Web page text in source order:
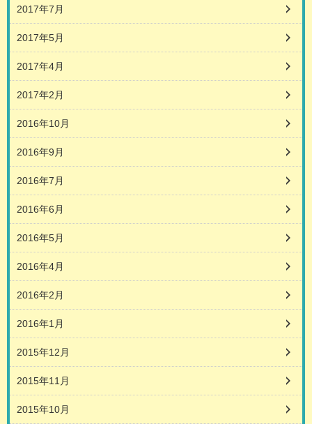
2017年7月
2017年5月
2017年4月
2017年2月
2016年10月
2016年9月
2016年7月
2016年6月
2016年5月
2016年4月
2016年2月
2016年1月
2015年12月
2015年11月
2015年10月